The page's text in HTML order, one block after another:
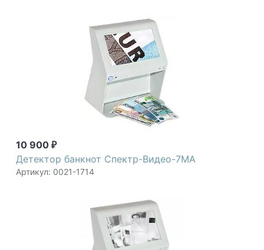
10 900 ₽
Детектор банкнот Спектр-Видео-7МА
Артикул: 0021-1714